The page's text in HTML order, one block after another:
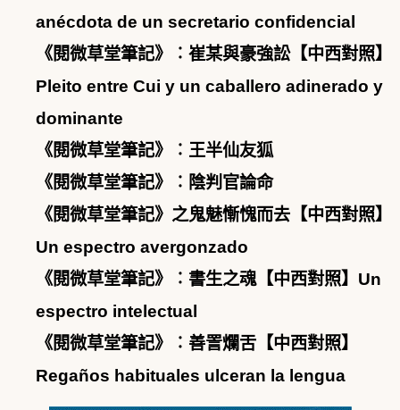
anécdota de un secretario confidencial
《閱微草堂筆記》︰崔某與豪強訟【中西對照】
Pleito entre Cui y un caballero adinerado y
dominante
《閱微草堂筆記》︰王半仙友狐
《閱微草堂筆記》︰陰判官論命
《閱微草堂筆記》之鬼魅慚愧而去【中西對照】
Un espectro avergonzado
《閱微草堂筆記》︰書生之魂【中西對照】Un
espectro intelectual
《閱微草堂筆記》︰善詈爛舌【中西對照】
Regaños habituales ulceran la lengua